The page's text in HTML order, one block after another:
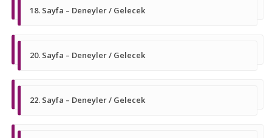
18. Sayfa – Deneyler / Gelecek
20. Sayfa – Deneyler / Gelecek
22. Sayfa – Deneyler / Gelecek